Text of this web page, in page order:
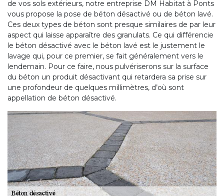
de vos sols extérieurs, notre entreprise DM Habitat à Ponts
vous propose la pose de béton désactivé ou de béton lavé.
Ces deux types de béton sont presque similaires de par leur
aspect qui laisse apparaître des granulats. Ce qui différencie
le béton désactivé avec le béton lavé est le justement le
lavage qui, pour ce premier, se fait généralement vers le
lendemain. Pour ce faire, nous pulvériserons sur la surface
du béton un produit désactivant qui retardera sa prise sur
une profondeur de quelques millimètres, d’où sont
appellation de béton désactivé.